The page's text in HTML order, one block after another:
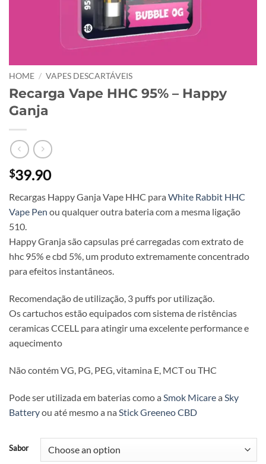
HOME / VAPES DESCARTÁVEIS
Recarga Vape HHC 95% – Happy
Ganja
$39.90
Recargas Happy Ganja Vape HHC para White Rabbit HHC
Vape Pen ou qualquer outra bateria com a mesma ligação
510.
Happy Granja são capsulas pré carregadas com extrato de
hhc 95% e cbd 5%, um produto extremamente concentrado
para efeitos instantâneos.
Recomendação de utilização, 3 puffs por utilização.
Os cartuchos estão equipados com sistema de ristências
ceramicas CCELL para atingir uma excelente performance e
aquecimento
Não contém VG, PG, PEG, vitamina E, MCT ou THC
Pode ser utilizada em baterias como a Smok Micarea Sky
Batteryou até mesmo a na Stick Greeneo CBD
Sabor